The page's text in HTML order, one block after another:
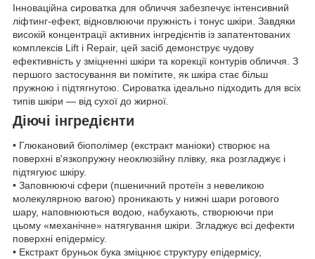
Інноваційна сироватка для обличчя забезпечує інтенсивний
ліфтинг-ефект, відновлюючи пружність і тонус шкіри. Завдяки
високій концентрації активних інгредієнтів із запатентованих
комплексів Lift і Repair, цей засіб демонструє чудову
ефективність у зміцненні шкіри та корекції контурів обличчя. З
першого застосування ви помітите, як шкіра стає більш
пружною і підтягнутою. Сироватка ідеально підходить для всіх
типів шкіри — від сухої до жирної.
Діючі інгредієнти
• Глюкановий біополімер (екстракт маніоки) створює на
поверхні в'язкопружну неоклюзійну плівку, яка розгладжує і
підтягуює шкіру.
• Заповнюючі сфери (пшеничний протеїн з невеликою
молекулярною вагою) проникають у нижні шари рогового
шару, наповнюються водою, набухають, створюючи при
цьому «механічне» натягування шкіри. Згладжує всі дефекти
поверхні епідермісу.
• Екстракт бруньок бука зміцнює структуру епідермісу,